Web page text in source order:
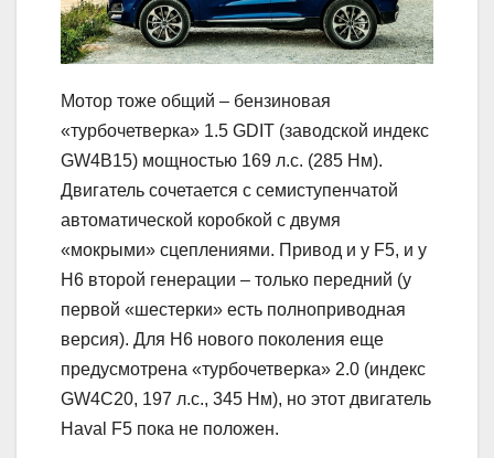
Мотор тоже общий – бензиновая
«турбочетверка» 1.5 GDIT (заводской индекс
GW4B15) мощностью 169 л.с. (285 Нм).
Двигатель сочетается с семиступенчатой
автоматической коробкой с двумя
«мокрыми» сцеплениями. Привод и у F5, и у
H6 второй генерации – только передний (у
первой «шестерки» есть полноприводная
версия). Для H6 нового поколения еще
предусмотрена «турбочетверка» 2.0 (индекс
GW4C20, 197 л.с., 345 Нм), но этот двигатель
Haval F5 пока не положен.